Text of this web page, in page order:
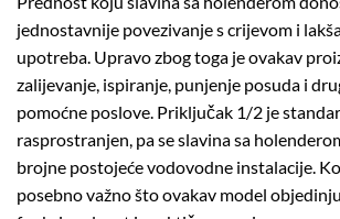
jednostavnije povezivanje s crijevom i
upotreba. Upravo zbog toga je ovakav
zalijevanje, ispiranje, punjenje posuda i
pomoćne poslove. Priključak 1/2 je
rasprostranjen, pa se slavina sa
brojne postojeće vodovodne instalacije.
posebno važno što ovakav model